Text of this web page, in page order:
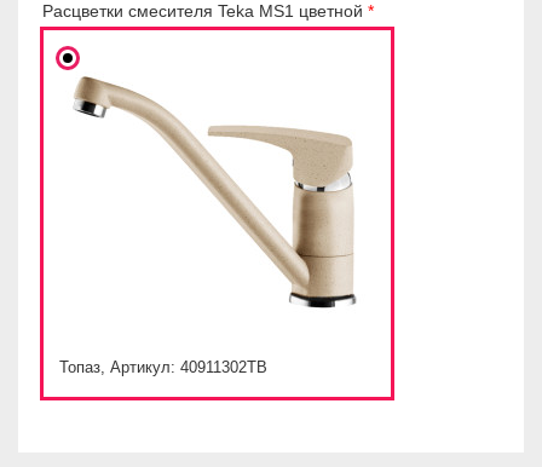
Расцветки смесителя Teka MS1 цветной
Топаз, Артикул: 40911302TB